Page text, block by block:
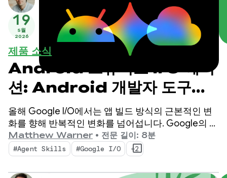
19
5월
2026
제품 소식
Android 스튜디오 I/O 에디
션: Android 개발자 도구의
새로운 기능
올해 Google I/O에서는 앱 빌드 방식의 근본적인 변
화를 향해 반복적인 변화를 넘어섭니다. Google의 최
신 도구는 에이전트 시대에 맞게 설계되었으며,
Android 개발자의 생산성을 높이고 코드베이스에 배
포하는 AI 에이전트를 강화하는 기능을 제공합니다.
Matthew Warner • 전문 길이: 8분
#Agent Skills #Google I/O +2